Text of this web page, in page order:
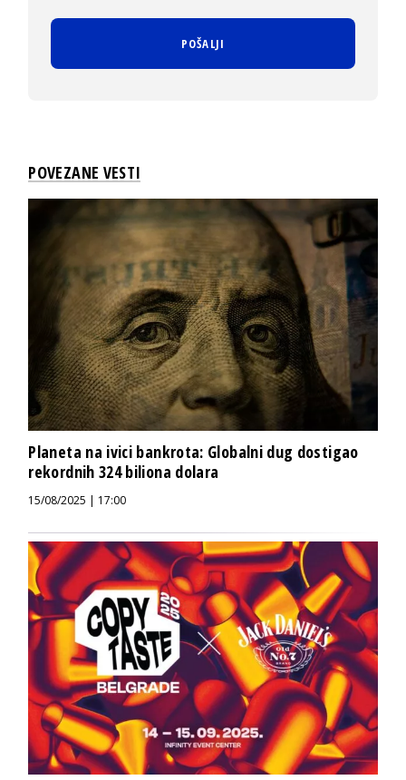
POVEZANE VESTI
Planeta na ivici bankrota: Globalni dug dostigao
rekordnih 324 biliona dolara
15/08/2025 | 17:00